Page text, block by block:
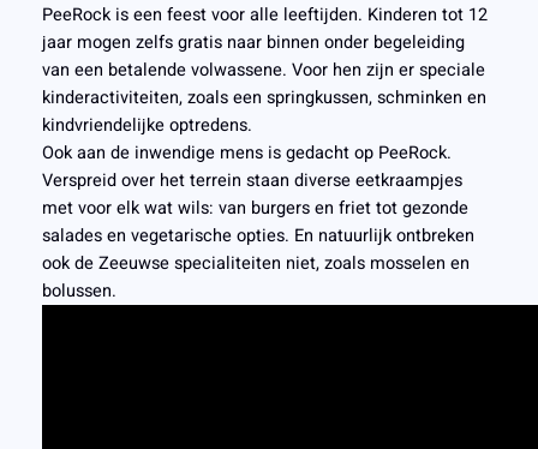
PeeRock is een feest voor alle leeftijden. Kinderen tot 12
jaar mogen zelfs gratis naar binnen onder begeleiding
van een betalende volwassene. Voor hen zijn er speciale
kinderactiviteiten, zoals een springkussen, schminken en
kindvriendelijke optredens.
Ook aan de inwendige mens is gedacht op PeeRock.
Verspreid over het terrein staan diverse eetkraampjes
met voor elk wat wils: van burgers en friet tot gezonde
salades en vegetarische opties. En natuurlijk ontbreken
ook de Zeeuwse specialiteiten niet, zoals mosselen en
bolussen.